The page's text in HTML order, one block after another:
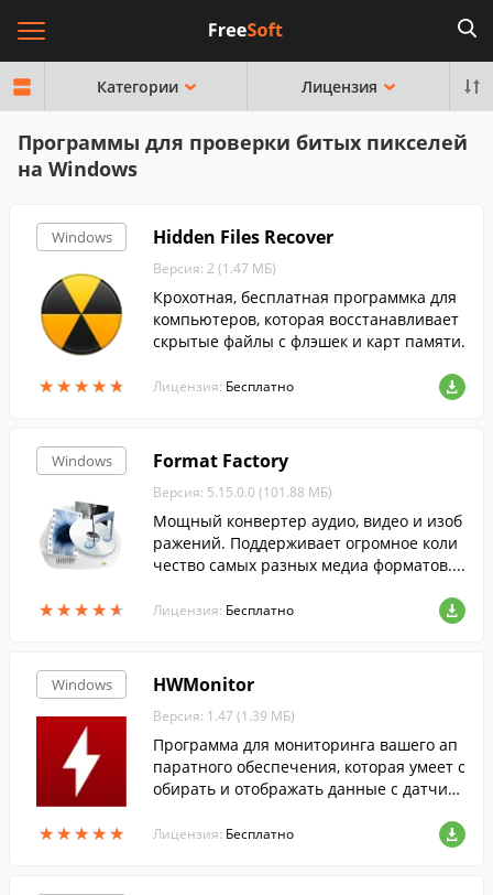
Категории Лицензия
Программы для проверки битых пикселей
на Windows
Windows
★★★★★
★★★★★
Hidden Files Recover
Версия: 2 (1.47 МБ)
Крохотная, бесплатная программка для
компьютеров, которая восстанавливает
скрытые файлы с флэшек и карт памяти.
Лицензия: Бесплатно
Windows
★★★★★
★★★★★
Format Factory
Версия: 5.15.0.0 (101.88 МБ)
Мощный конвертер аудио, видео и изоб
ражений. Поддерживает огромное коли
чество самых разных медиа форматов....
Лицензия: Бесплатно
Windows
★★★★★
★★★★★
HWMonitor
Версия: 1.47 (1.39 МБ)
Программа для мониторинга вашего ап
паратного обеспечения, которая умеет с
обирать и отображать данные с датчико
вентиляторов.
Лицензия: Бесплатно